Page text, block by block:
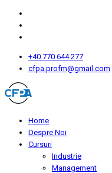
+40 770 644 277
cfpa.profm@gmail.com
Home
Despre Noi
Cursuri
Industrie
Management